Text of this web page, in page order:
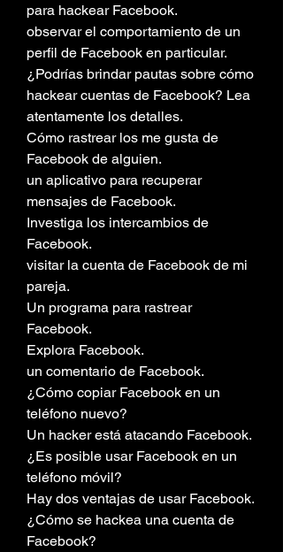
para hackear Facebook.
observar el comportamiento de un
perfil de Facebook en particular.
¿Podrías brindar pautas sobre cómo
hackear cuentas de Facebook? Lea
atentamente los detalles.
Cómo rastrear los me gusta de
Facebook de alguien.
un aplicativo para recuperar
mensajes de Facebook.
Investiga los intercambios de
Facebook.
visitar la cuenta de Facebook de mi
pareja.
Un programa para rastrear
Facebook.
Explora Facebook.
un comentario de Facebook.
¿Cómo copiar Facebook en un
teléfono nuevo?
Un hacker está atacando Facebook.
¿Es posible usar Facebook en un
teléfono móvil?
Hay dos ventajas de usar Facebook.
¿Cómo se hackea una cuenta de
Facebook?